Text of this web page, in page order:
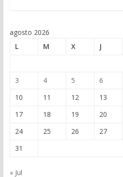
agosto 2026
L
M X J
3
4 5 6
10
11 12 13
17
18 19 20
24
25 26 27
31
« Jul